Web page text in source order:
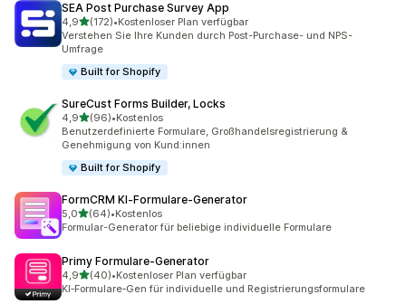
SEA Post Purchase Survey App
4,9von 5 Sternen
(172)
172 Rezensionen insgesamt
•Kostenloser Plan verfügbar
Verstehen Sie Ihre Kunden durch Post-Purchase- und NPS-
Umfrage
Built for Shopify
SureCust Forms Builder, Locks
4,9von 5 Sternen
(96)
96 Rezensionen insgesamt
•Kostenlos
Benutzerdefinierte Formulare, Großhandelsregistrierung &
Genehmigung von Kund:innen
Built for Shopify
FormCRM KI‑Formulare‑Generator
5,0von 5 Sternen
(64)
64 Rezensionen insgesamt
•Kostenlos
Formular-Generator für beliebige individuelle Formulare
Primy Formulare‑Generator
4,9von 5 Sternen
(40)
40 Rezensionen insgesamt
•Kostenloser Plan verfügbar
KI‑Formulare‑Gen für individuelle und Registrierungsformulare